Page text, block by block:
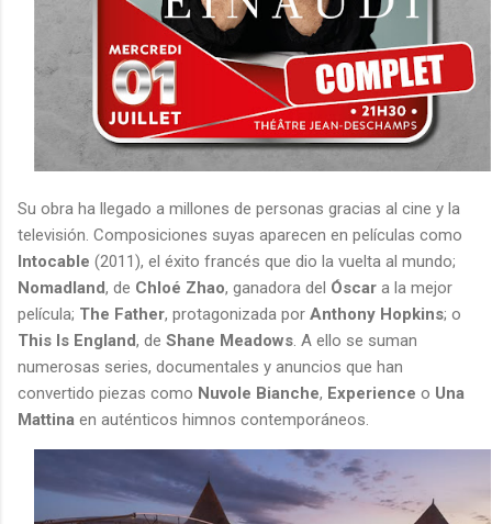
Su obra ha llegado a millones de personas gracias al cine y la
televisión. Composiciones suyas aparecen en películas como
Intocable (2011), el éxito francés que dio la vuelta al mundo;
Nomadland, de Chloé Zhao, ganadora del Óscar a la mejor
película; The Father, protagonizada por Anthony Hopkins; o
This Is England, de Shane Meadows. A ello se suman
numerosas series, documentales y anuncios que han
convertido piezas como Nuvole Bianche, Experience o Una
Mattina en auténticos himnos contemporáneos.